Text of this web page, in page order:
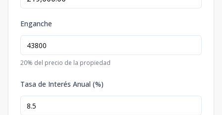
Enganche
20% del precio de la propiedad
Tasa de Interés Anual (%)